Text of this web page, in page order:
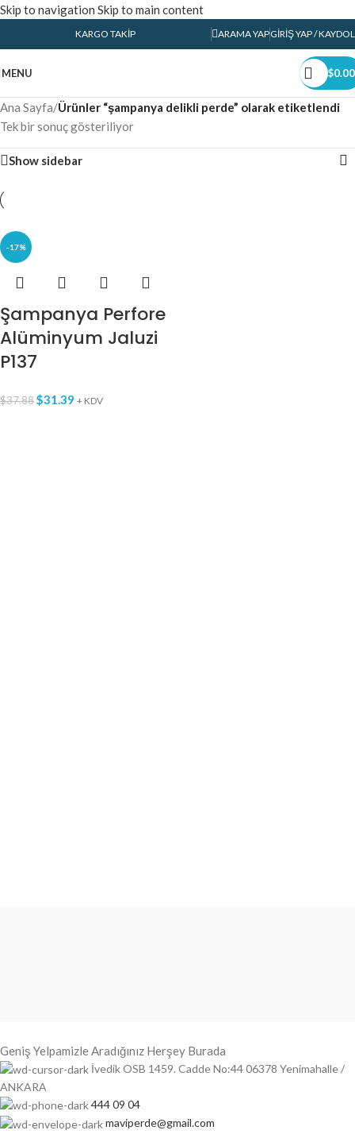
Skip to navigation Skip to main content
KARGO TAKIP ARAMA YAPGIRIŞ YAP / KAYDOL
MENU $0.00
Ana Sayfa/Ürünler “şampanya delikli perde” olarak etiketlendi
Tek bir sonuç gösteriliyor
Show sidebar
-17%
Şampanya Perfore
Alüminyum Jaluzi
P137
$37.88$31.39 + KDV
Geniş Yelpamizle Aradığınız Herşey Burada
İvedik OSB 1459. Cadde No:44 06378 Yenimahalle /
ANKARA
444 09 04
maviperde@gmail.com